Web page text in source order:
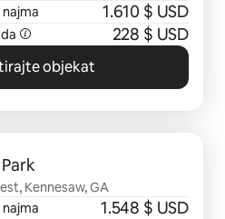
1.610 $ USD
228 $ USD
objekat
Kennesaw, GA
1.548 $ USD